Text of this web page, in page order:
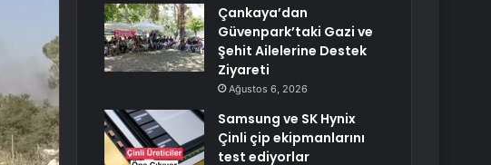
Çankaya’dan
Güvenpark’taki Gazi ve
Şehit Ailelerine Destek
Ziyareti
Ağustos 6, 2026
Samsung ve SK Hynix
Çinli çip ekipmanlarını
test ediyorlar